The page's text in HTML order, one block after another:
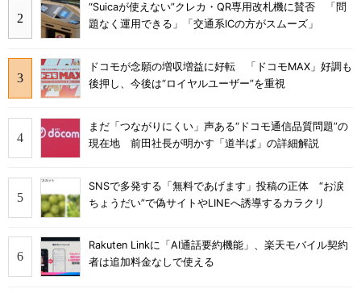
“Suicaが使えない”クレカ・QR専用改札機に賛否 「問
題なく運用できる」「交通系ICの方がスムーズ」
ドコモが念願の増収増益に好転 「ドコモMAX」好調も
後押し、今後は“ロイヤルユーザー”を重視
まだ「つながりにくい」声ある“ドコモ通信品質問題”の
現在地 前田社長が明かす「道半ば」の詳細解説
SNSで多発する「無料であげます」投稿の正体 “お涙
ちょうだい”で偽サイトやLINEへ誘導するカラクリ
Rakuten Linkに「AI通話要約機能」、楽天モバイル契約
者は追加料金なしで使える